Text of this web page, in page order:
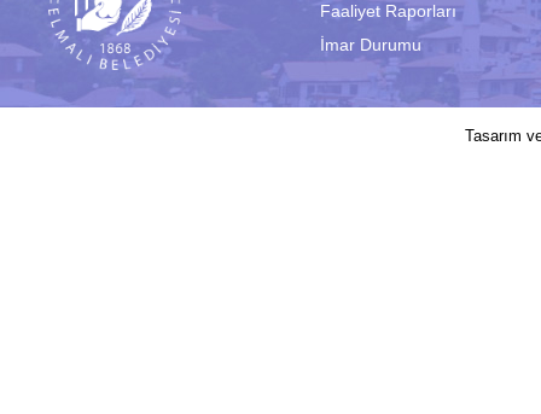
Faaliyet Raporları
İmar Durumu
Tasarım